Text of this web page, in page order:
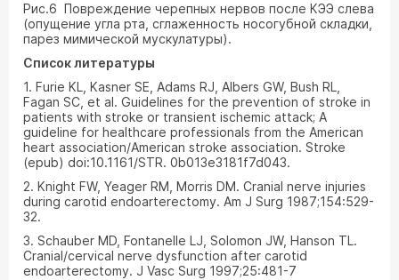
Рис.6 Повреждение черепных нервов после КЭЭ слева
(опущение угла рта, сглаженность носогубной складки,
парез мимической мускулатуры).
Список литературы
1. Furie KL, Kasner SE, Adams RJ, Albers GW, Bush RL,
Fagan SC, et al. Guidelines for the prevention of stroke in
patients with stroke or transient ischemic attack; A
guideline for healthcare professionals from the American
heart association/American stroke association. Stroke
(epub) doi:10.1161/STR. 0b013e3181f7d043.
2. Knight FW, Yeager RM, Morris DM. Cranial nerve injuries
during carotid endoarterectomy. Am J Surg 1987;154:529-
32.
3. Schauber MD, Fontanelle LJ, Solomon JW, Hanson TL.
Cranial/cervical nerve dysfunction after carotid
endoarterectomy. J Vasc Surg 1997;25:481-7